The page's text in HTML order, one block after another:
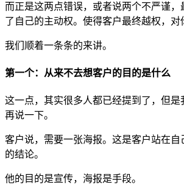
而正是这两点错误，或者说两个不严谨
了自己的主动权。使得客户最终越权，对
我们顺着一条条的来讲。
第一个：从来不去想客户的目的是什么
这一点，其实很多人都已经提到了，但是
再说一下。
客户说，需要一张海报。这是客户站在自
的结论。
他的目的是宣传，海报是手段。